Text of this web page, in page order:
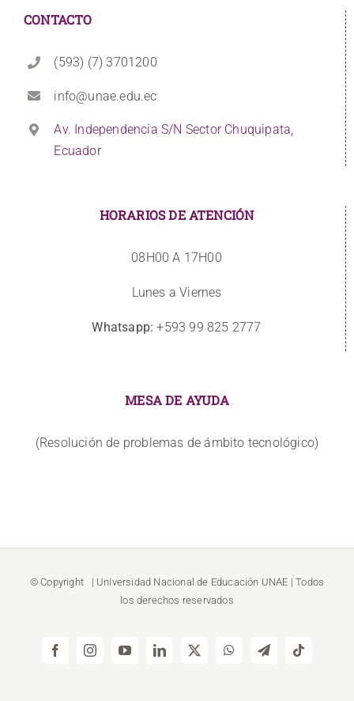
CONTACTO
(593) (7) 3701200
info@unae.edu.ec
Av. Independencia S/N Sector Chuquipata,
Ecuador
HORARIOS DE ATENCIÓN
08H00 A 17H00
Lunes a Viernes
Whatsapp: +593 99 825 2777
MESA DE AYUDA
(Resolución de problemas de ámbito tecnológico)
© Copyright | Universidad Nacional de Educación UNAE | Todos
los derechos reservados
FacebookInstagramYouTubeLinkedIn
X WhatsAppTelegramTiktok